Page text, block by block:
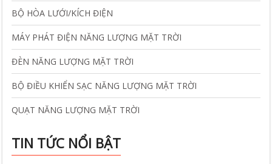
BỘ HÒA LƯỚI/KÍCH ĐIỆN
MÁY PHÁT ĐIỆN NĂNG LƯỢNG MẶT TRỜI
ĐÈN NĂNG LƯỢNG MẶT TRỜI
BỘ ĐIỀU KHIỂN SẠC NĂNG LƯỢNG MẶT TRỜI
QUẠT NĂNG LƯỢNG MẶT TRỜI
TIN TỨC NỔI BẬT